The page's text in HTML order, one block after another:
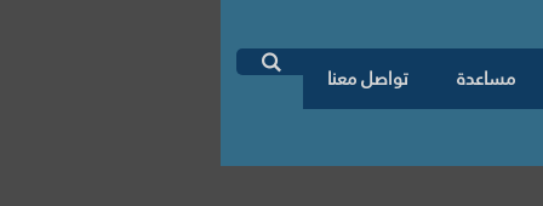
مساعدة تواصل معنا 